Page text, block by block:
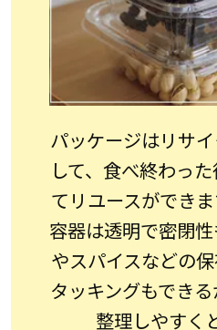
パッケージはリサ
して、食べ終わっ
てリユースができ
容器は透明で密閉
やスパイスなどの
タッキングもでき
整理しやすく